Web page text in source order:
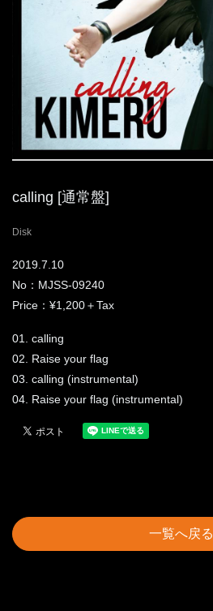
calling [通常盤]
Disk
2019.7.10
No：MJSS-09240
Price：¥1,200＋Tax
01. calling
02. Raise your flag
03. calling (instrumental)
04. Raise your flag (instrumental)
一覧へ戻る